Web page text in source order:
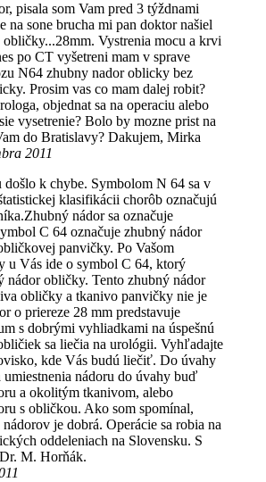
pisala som Vam pred 3 týždnami
na sone brucha mi pan doktor našiel
Vystrenia mocu a krvi
po CT vyšetreni mam v sprave
N64 zhubny nador oblicky bez
Prosim vas co mam dalej robit?
objednat sa na operaciu alebo
vysetrenie? Bolo by mozne prist na
do Bratislavy? Dakujem, Mirka
2011
došlo k chybe. Symbolom N 64 sa v
klasifikácii chorôb označujú
nádor sa označuje
C 64 označuje zhubný nádor
panvičky. Po Vašom
u Vás ide o symbol C 64, ktorý
nádor obličky. Tento zhubný nádor
obličky a tkanivo panvičky nie je
o priereze 28 mm predstavuje
s dobrými vyhliadkami na úspešnú
sa liečia na urológii. Vyhľadajte
kde Vás budú liečiť. Do úvahy
nádoru do úvahy buď
a okolitým tkanivom, alebo
s obličkou. Ako som spomínal,
je dobrá. Operácie sa robia na
oddeleniach na Slovensku. S
M. Horňák.